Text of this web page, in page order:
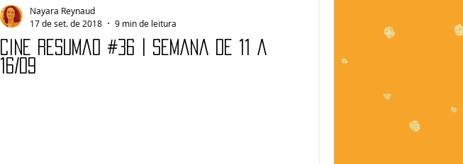
Cine Resumão #36 | Semana de 11 a
16/09
Nayara Reynaud
17 de set. de 2018
9 min de leitura